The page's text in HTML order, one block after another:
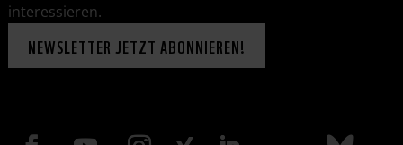
interessieren.
NEWSLETTER JETZT ABONNIEREN!